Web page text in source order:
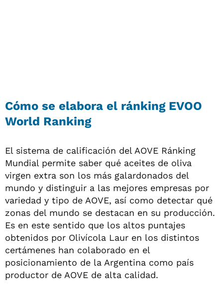
Cómo se elabora el ránking EVOO
World Ranking
El sistema de calificación del AOVE Ránking
Mundial permite saber qué aceites de oliva
virgen extra son los más galardonados del
mundo y distinguir a las mejores empresas por
variedad y tipo de AOVE, así como detectar qué
zonas del mundo se destacan en su producción.
Es en este sentido que los altos puntajes
obtenidos por Olivícola Laur en los distintos
certámenes han colaborado en el
posicionamiento de la Argentina como país
productor de AOVE de alta calidad.